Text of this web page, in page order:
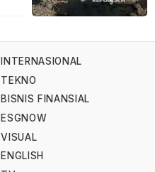
INTERNASIONAL
TEKNO
BISNIS FINANSIAL
ESGNOW
VISUAL
ENGLISH